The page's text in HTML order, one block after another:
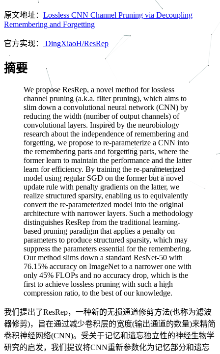
原文地址： Lossless CNN Channel Pruning via Decoupling
Remembering and Forgetting
官方实现： DingXiaoH/ResRep
摘要
We propose ResRep, a novel method for lossless
channel pruning (a.k.a. filter pruning), which aims to
slim down a convolutional neural network (CNN) by
reducing the width (number of output channels) of
convolutional layers. Inspired by the neurobiology
research about the independence of remembering and
forgetting, we propose to re-parameterize a CNN into
the remembering parts and forgetting parts, where the
former learn to maintain the performance and the latter
learn for efficiency. By training the re-parameterized
model using regular SGD on the former but a novel
update rule with penalty gradients on the latter, we
realize structured sparsity, enabling us to equivalently
convert the re-parameterized model into the original
architecture with narrower layers. Such a methodology
distinguishes ResRep from the traditional learning-
based pruning paradigm that applies a penalty on
parameters to produce structured sparsity, which may
suppress the parameters essential for the remembering.
Our method slims down a standard ResNet-50 with
76.15% accuracy on ImageNet to a narrower one with
only 45% FLOPs and no accuracy drop, which is the
first to achieve lossless pruning with such a high
compression ratio, to the best of our knowledge.
我们提出了ResRep，一种新的无损通道修剪方法(也称为滤波
器修剪)，旨在通过减少卷积层的宽度(输出通道的数量)来精简
卷积神经网络(CNN)。受关于记忆和遗忘独立性的神经生物学
研究的启发，我们提议将CNN重新参数化为记忆部分和遗忘